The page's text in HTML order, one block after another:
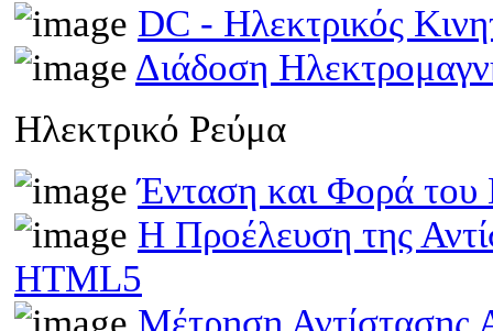
DC - Ηλεκτρικός
Διάδοση
Ηλεκτρικό Ρεύμα
Ένταση και Φορά του
Η Προέλευση της
HTML5
Μέτρηση Αντίστασης